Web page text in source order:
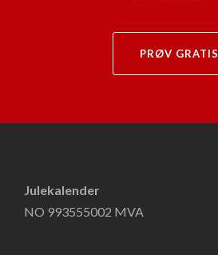
PRØV GRATIS
Julekalender
NO 993555002 MVA